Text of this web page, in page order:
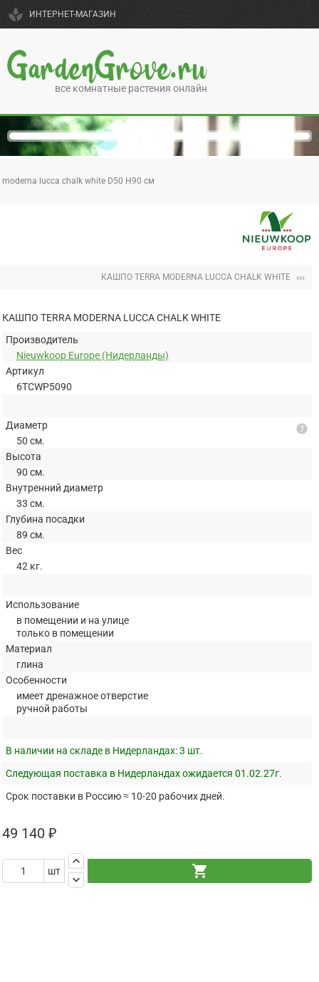
spa ИНТЕРНЕТ-МАГАЗИН
GardenGrove.ru
все комнатные растения онлайн
lucca chalk white D50 H90 см
КАШПО TERRA MODERNA LUCCA CHALK WHITE ›››
КАШПО TERRA MODERNA LUCCA CHALK WHITE
Производитель
Nieuwkoop Europe (Нидерланды)
Артикул
6TCWP5090
Диаметр
50 см.
Высота
90 см.
Внутренний диаметр
33 см.
Глубина посадки
89 см.
Вес
42 кг.
help
Использование
в помещении и на улице
только в помещении
Материал
глина
Особенности
имеет дренажное отверстие
ручной работы
В наличии на складе в Нидерландах:3 шт.
Следующая поставка в Нидерландах ожидается 01.02.27г.
Срок поставки в Россию ≈ 10-20 рабочих дней.
49 140 ₽
шт
keyboard_arrow_up
keyboard_arrow_down
shopping_cart